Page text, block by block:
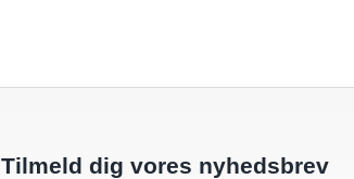
Tilmeld dig vores nyhedsbrev